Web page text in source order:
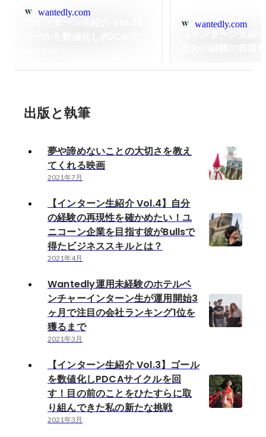
wantedly.com
wantedly.com
出版と執筆
夢や諦めないことの大切さを教え
てくれる映画
2021年7月
【インターン生紹介 Vol.4】自分
の経験の再現性を確かめたい！ユ
ニコーン企業を目指す彼がBullsで
得たビジネススキルとは？
2021年4月
Wantedly運用未経験のホテルベ
ンチャーインターン生が運用開始3
ヶ月で注目の会社ランキング1位を
獲るまで
2021年3月
【インターン生紹介 Vol.3】ゴール
を数値化しPDCAサイクルを回
す！目の前のことをひたすらに取
り組んできた私の新たな挑戦
2021年3月